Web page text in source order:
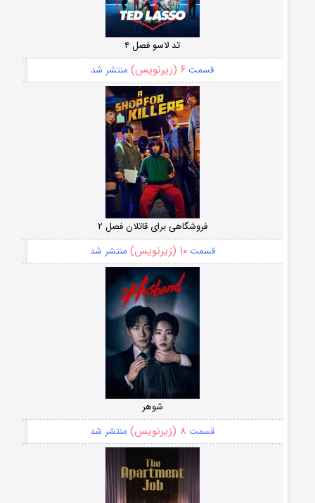
تد لاسو فصل ۴
قسمت ۶ (زیرنویس) منتشر شد
فروشگاهی برای قاتلان فصل ۲
قسمت۱۰ (زیرنویس) منتشر شد
شوهر
قسمت ۸ (زیرنویس) منتشر شد